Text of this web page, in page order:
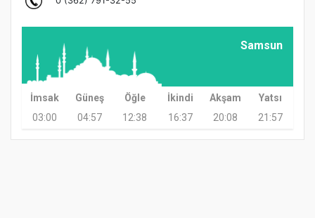
Samsun
İmsak Güneş Öğle İkindi Akşam
Yatsı
03:00
04:57 12:38 16:37 20:08 21:57